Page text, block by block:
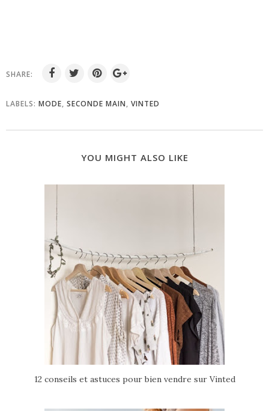
SHARE:
LABELS: MODE, SECONDE MAIN, VINTED
YOU MIGHT ALSO LIKE
12 conseils et astuces pour bien vendre sur Vinted